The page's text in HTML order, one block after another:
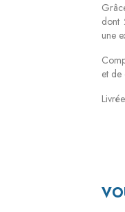
dont
une
et de